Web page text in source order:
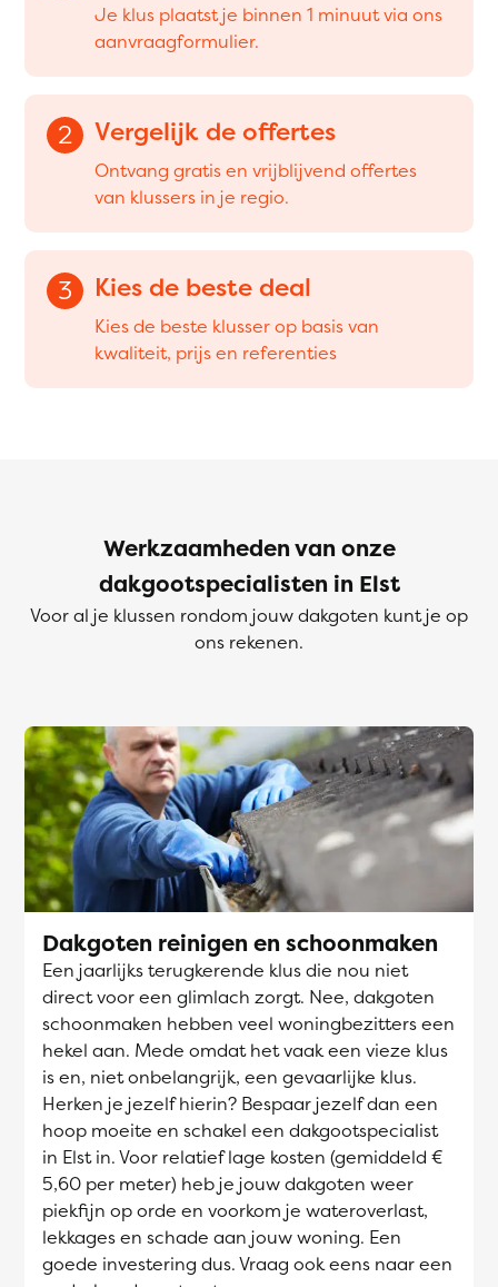
Je klus plaatst je binnen 1 minuut via ons
aanvraagformulier.
2 Vergelijk de offertes
Ontvang gratis en vrijblijvend offertes
van klussers in je regio.
3 Kies de beste deal
Kies de beste klusser op basis van
kwaliteit, prijs en referenties
Werkzaamheden van onze
dakgootspecialisten in Elst
Voor al je klussen rondom jouw dakgoten kunt je op
ons rekenen.
Dakgoten reinigen en schoonmaken
Een jaarlijks terugkerende klus die nou niet
direct voor een glimlach zorgt. Nee, dakgoten
schoonmaken hebben veel woningbezitters een
hekel aan. Mede omdat het vaak een vieze klus
is en, niet onbelangrijk, een gevaarlijke klus.
Herken je jezelf hierin? Bespaar jezelf dan een
hoop moeite en schakel een dakgootspecialist
in Elst in. Voor relatief lage kosten (gemiddeld €
5,60 per meter) heb je jouw dakgoten weer
piekfijn op orde en voorkom je wateroverlast,
lekkages en schade aan jouw woning. Een
goede investering dus. Vraag ook eens naar een